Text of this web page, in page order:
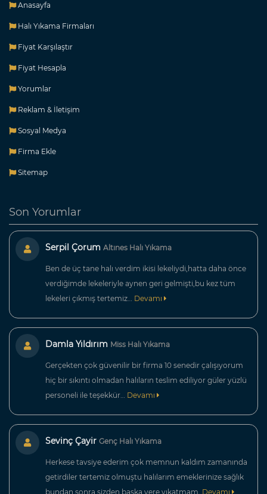
Anasayfa
Halı Yıkama Firmaları
Fiyat Karşılaştır
Fiyat Hesapla
Yorumlar
Reklam & İletişim
Sosyal Medya
Firma Ekle
Sitemap
Son Yorumlar
Serpil Çorum Altınes Halı Yıkama
Ben de üç tane halı verdim ikisi lekeliydi,hatta daha önce
verdiğimde lekeleriyle aynen geri gelmişti,bu kez tüm
lekeleri çıkmış tertemiz… Devamı
Damla Yıldırım Miss Halı Yıkama
Gerçekten çok güvenilir bir firma 10 senedir çalışıyorum
hiç bir sıkıntı olmadan halıların teslim ediliyor güler yüzlü
personeli ile teşekkür… Devamı
Sevinç Çayir Genç Halı Yıkama
Herkese tavsiye ederim çok memnun kaldım zamanında
getirdiler tertemiz olmuştu halılarım emeklerinize sağlık
bundan sonra sizden başka yere yıkatmam. Devamı